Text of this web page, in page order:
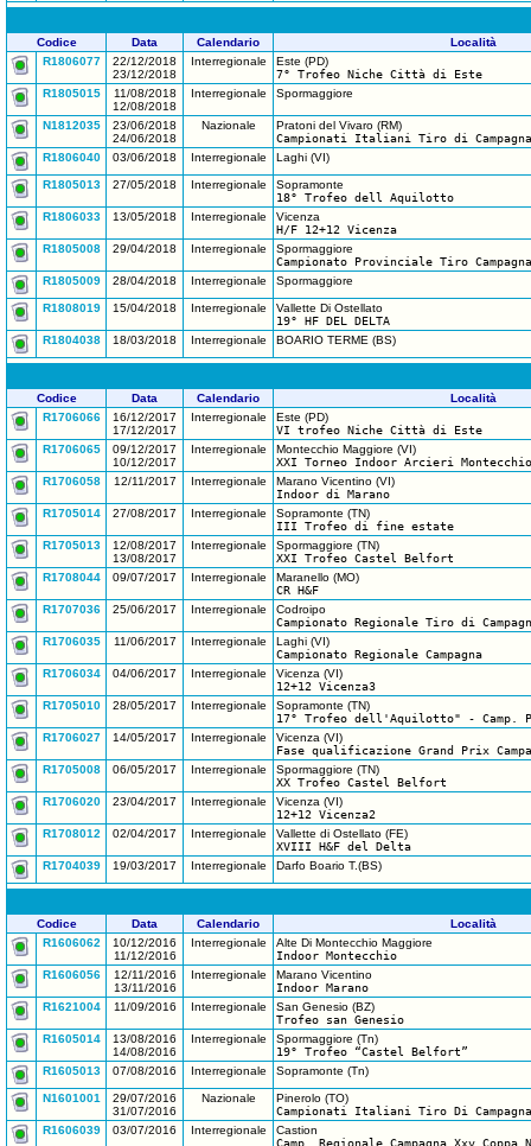
Codice Data Calendario
Località
R1806077
22/12/2018
23/12/2018
Interregionale
Este (PD)
7° Trofeo Niche Città di Este
R1805015
11/08/2018
12/08/2018
Interregionale Spormaggiore
N1812035
23/06/2018
24/06/2018
Nazionale
Pratoni del Vivaro (RM)
Campionati Italiani Tiro di Campagna
R1806040
03/06/2018 Interregionale Laghi (VI)
R1805013 27/05/2018 Interregionale
Sopramonte
18° Trofeo dell Aquilotto
R1806033
13/05/2018 Interregionale
Vicenza
H/F 12+12 Vicenza
R1805008
29/04/2018 Interregionale
Spormaggiore
Campionato Provinciale Tiro Campagna
R1805009
28/04/2018 Interregionale Spormaggiore
R1808019 15/04/2018 Interregionale
Vallette Di Ostellato
19° HF DEL DELTA
R1804038
18/03/2018 Interregionale BOARIO TERME (BS)
Codice Data Calendario
Località
R1706066
16/12/2017
17/12/2017
Interregionale
Este (PD)
VI trofeo Niche Città di Este
R1706065
09/12/2017
10/12/2017
Interregionale
Montecchio Maggiore (VI)
XXI Torneo Indoor Arcieri
R1706058
12/11/2017 Interregionale
Marano Vicentino (VI)
Indoor di Marano
R1705014
27/08/2017 Interregionale
Sopramonte (TN)
III Trofeo di fine estate
R1705013
12/08/2017
13/08/2017
Interregionale
Spormaggiore (TN)
XXI Trofeo Castel Belfort
R1708044
09/07/2017 Interregionale
Maranello (MO)
CR H&F
R1707036
25/06/2017 Interregionale
Codroipo
Campionato Regionale Tiro di
R1706035
11/06/2017 Interregionale
Laghi (VI)
Campionato Regionale Campagna
R1706034
04/06/2017 Interregionale
Vicenza (VI)
12+12 Vicenza3
R1705010
28/05/2017 Interregionale
Sopramonte (TN)
17° Trofeo dell'Aquilotto" - Camp.
R1706027
14/05/2017 Interregionale
Vicenza (VI)
Fase qualificazione Grand Prix
R1705008
06/05/2017 Interregionale
Spormaggiore (TN)
XX Trofeo Castel Belfort
R1706020
23/04/2017 Interregionale
Vicenza (VI)
12+12 Vicenza2
R1708012
02/04/2017 Interregionale
Vallette di Ostellato (FE)
XVIII H&F del Delta
R1704039
19/03/2017 Interregionale Darfo Boario T.(BS)
Codice Data Calendario
Località
R1606062
10/12/2016
11/12/2016
Interregionale
Alte Di Montecchio Maggiore
Indoor Montecchio
R1606056
12/11/2016
13/11/2016
Interregionale
Marano Vicentino
Indoor Marano
R1621004
11/09/2016 Interregionale
San Genesio (BZ)
Trofeo san Genesio
R1605014
13/08/2016
14/08/2016
Interregionale
Spormaggiore (Tn)
19° Trofeo “Castel Belfort”
R1605013
07/08/2016 Interregionale Sopramonte (Tn)
N1601001
29/07/2016
31/07/2016
Nazionale
Pinerolo (TO)
Campionati Italiani Tiro Di Campagna
R1606039
03/07/2016 Interregionale
Castion
Camp. Regionale Campagna Xxv Coppa